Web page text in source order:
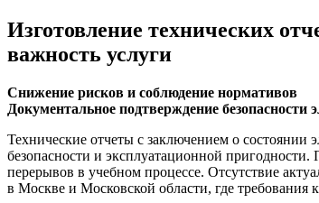
Изготовление технических
важность услуги
Снижение рисков и соблюдение нормативов
Документальное подтверждение безопасности
Технические отчеты с заключением о состоянии
безопасности и эксплуатационной
перерывов в учебном процессе. Отсутствие
в Москве и Московской области, где требования